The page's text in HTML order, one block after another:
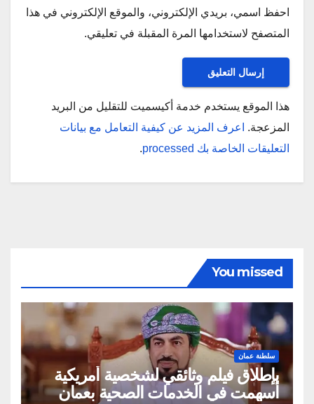
احفظ اسمي، بريدي الإلكتروني، والموقع الإلكتروني في هذا
المتصفح لاستخدامها المرة المقبلة في تعليقي.
هذا الموقع يستخدم خدمة أكيسميت للتقليل من البريد
المزعجة.
اعرف المزيد عن كيفية التعامل مع بيانات
التعليقات الخاصة بك processed
.
You missed
سلطنة عمان
بإطلاق فيلم وثائقي لشخصية أمريكية
أسهمت في الخدمات الصحية بعمان